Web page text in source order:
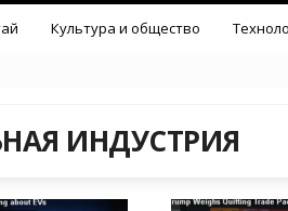
Культура и общество
ИНДУСТРИЯ